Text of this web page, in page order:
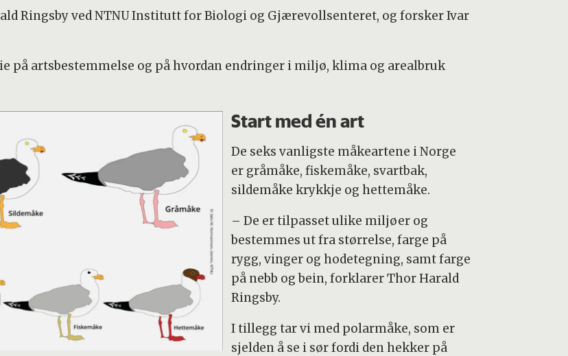
Ringsby ved NTNU Institutt for Biologi og Gjærevollsenteret, og forsker Ivar
på artsbestemmelse og på hvordan endringer i miljø, klima og arealbruk
Start med én art
De seks vanligste måkeartene i Norge
er gråmåke, fiskemåke, svartbak,
sildemåke krykkje og hettemåke.
– De er tilpasset ulike miljøer og
bestemmes ut fra størrelse, farge på
rygg, vinger og hodetegning, samt farge
på nebb og bein, forklarer Thor Harald
Ringsby.
I tillegg tar vi med polarmåke, som er
sjelden å se i sør fordi den hekker på